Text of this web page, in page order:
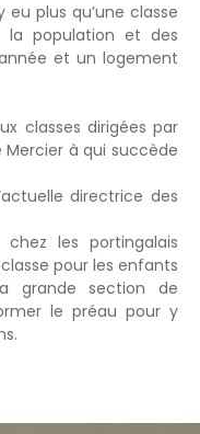
eu plus qu’une classe
population et des
et un logement
classes dirigées par
à qui succède
directrice des
les portingalais
classe pour les enfants
grande section de
le préau pour y